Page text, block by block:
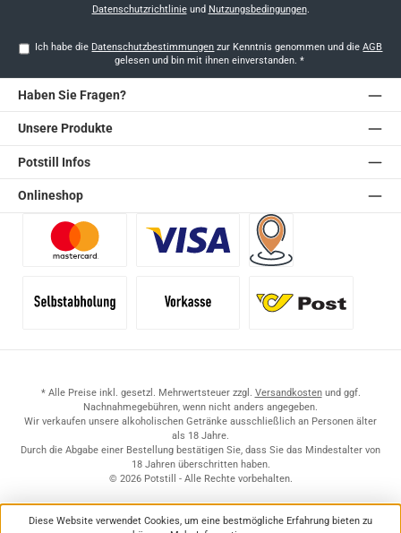
Datenschutzrichtlinieund Nutzungsbedingungen.
Ich habe die Datenschutzbestimmungen zur Kenntnis genommen und dieAGB
gelesen und bin mit ihnen einverstanden. *
Haben Sie Fragen?
Unsere Produkte
Potstill Infos
Onlineshop
* Alle Preise inkl. gesetzl. Mehrwertsteuer zzgl. Versandkostenund ggf.
Nachnahmegebühren, wenn nicht anders angegeben.
Wir verkaufen unsere alkoholischen Getränke ausschließlich an Personen älter
als 18 Jahre.
Durch die Abgabe einer Bestellung bestätigen Sie, dass Sie das Mindestalter von
18 Jahren überschritten haben.
© 2026 Potstill - Alle Rechte vorbehalten.
Diese Website verwendet Cookies, um eine bestmögliche Erfahrung bieten zu